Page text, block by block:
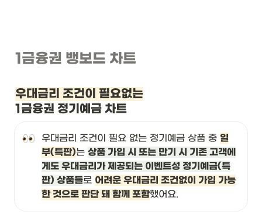
1금융권 뱅보드 차트
우대금리 조건이 필요없는
1금융권 정기예금 차트
우대금리 조건이 필요 없는 정기예금 상품 중 일
부(특판)는 상품 가입 시 또는 만기 시 기존 고객에
게도 우대금리가 제공되는 이벤트성 정기예금(특
판) 상품들로 어려운 우대금리 조건없이 가입 가능
한 것으로 판단 돼 함께 포함했어요.